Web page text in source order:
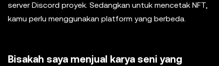
server Discord proyek. Sedangkan untuk mencetak NFT,
kamu perlu menggunakan platform yang berbeda.
Bisakah saya menjual karya seni yang